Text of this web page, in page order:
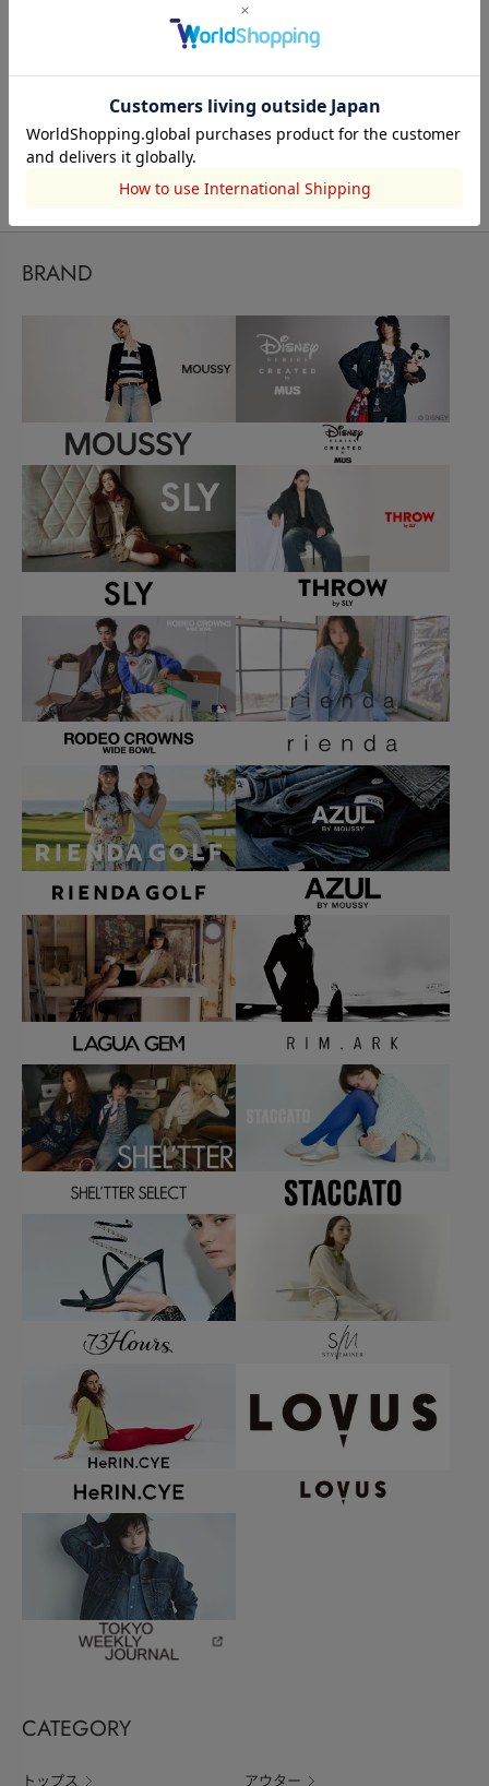
BRAND
CATEGORY
トップス アウター